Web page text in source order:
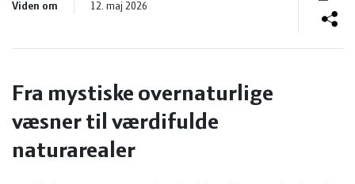
Natur
vandmiljø
Økologi
Økonomi
vandmiljø
Økologi
og
ledelse
Øvrige
dyr
Viden om 12. maj 2026
Fra mystiske overnaturlige
væsner til værdifulde
naturarealer